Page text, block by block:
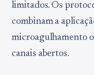
limitados. Os
combinam a
microagulhamento
canais abertos.